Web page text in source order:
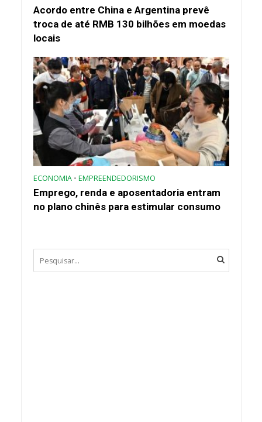
Acordo entre China e Argentina prevê
troca de até RMB 130 bilhões em moedas
locais
ECONOMIA • EMPREENDEDORISMO
Emprego, renda e aposentadoria entram
no plano chinês para estimular consumo